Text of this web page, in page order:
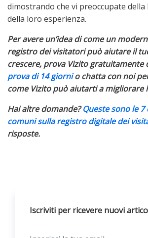
dimostrando che vi preoccupate della
della loro esperienza.
Per avere un’idea di come un
registro dei visitatori può aiutare il
crescere, prova Vizito gratuitamente
prova di 14 giornio chatta con noi
come Vizito può aiutarti a migliorare
Hai altre domande?Queste sono le
comuni sulla registro digitale dei
risposte.
Iscriviti per ricevere nuovi